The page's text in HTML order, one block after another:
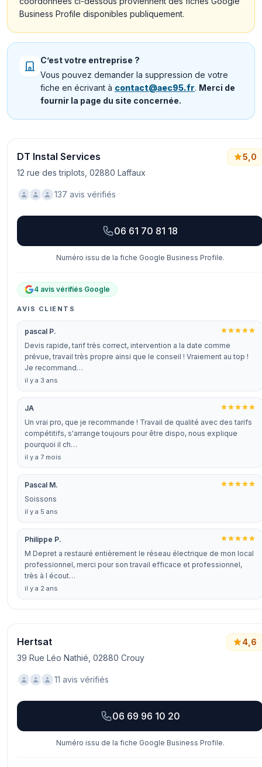
Business Profile disponibles publiquement.
C’est votre entreprise ?
Vous pouvez demander la suppression de votre
fiche en écrivant à contact@aec95.fr. Merci de
fournir la page du site concernée.
DT Instal Services
12 rue des triplots, 02880 Laffaux
5,0
137 avis vérifiés
06 61 70 81 18
Numéro issu de la fiche Google Business Profile.
4 avis vérifiés Google
AVIS CLIENTS
pascal P.
Devis rapide, tarif très correct, intervention a la date comme
prévue, travail très propre ainsi que le conseil ! Vraiement au top !
Je recommand…
il y a 3 ans
JA
Un vrai pro, que je recommande ! Travail de qualité avec des tarifs
compétitifs, s'arrange toujours pour être dispo, nous explique
pourquoi il ch…
il y a 7 mois
Pascal M.
Soissons
il y a 5 ans
Philippe P.
M Depret a restauré entièrement le réseau électrique de mon local
professionnel, merci pour son travail efficace et professionnel,
très à l écout…
il y a 2 ans
Hertsat
39 Rue Léo Nathié, 02880 Crouy
4,6
11 avis vérifiés
06 69 96 10 20
Numéro issu de la fiche Google Business Profile.